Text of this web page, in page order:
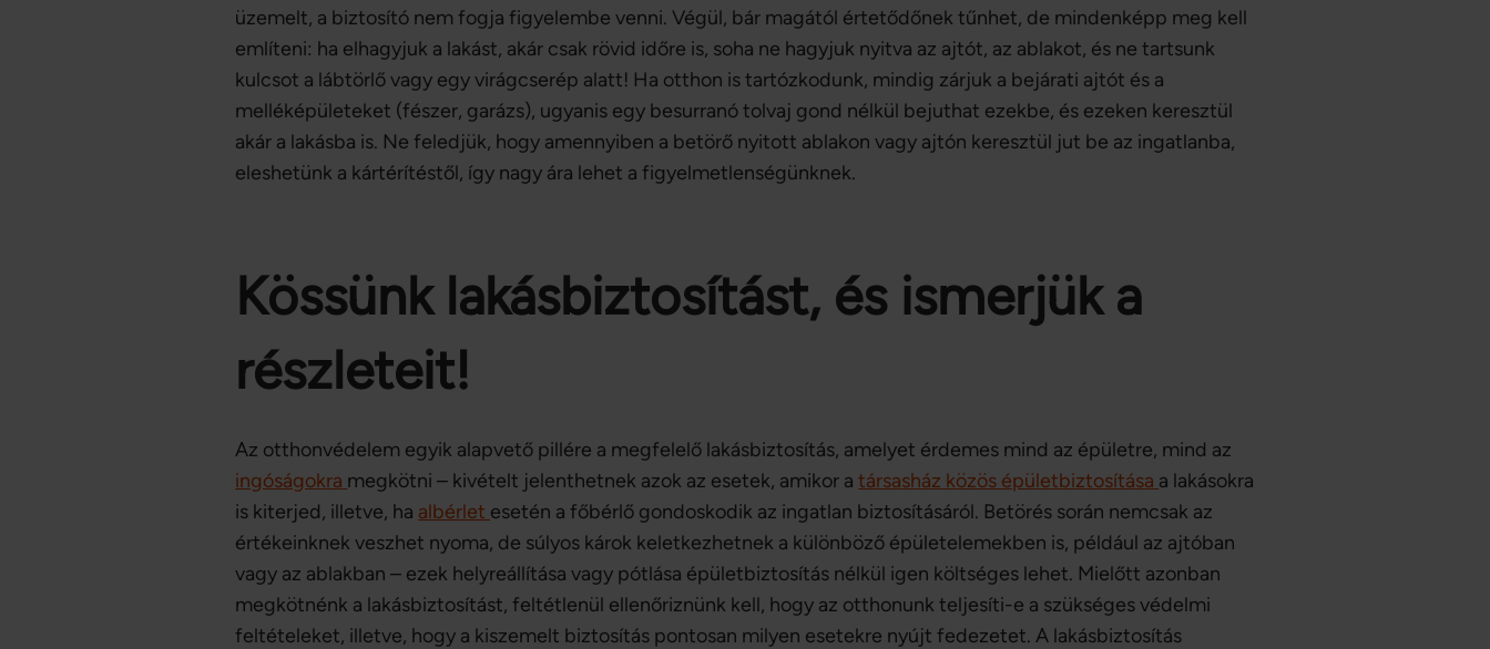
üzemelt, a biztosító nem fogja figyelembe venni. Végül, bár magától értetődőnek tűnhet, de mindenképp meg kell
említeni: ha elhagyjuk a lakást, akár csak rövid időre is, soha ne hagyjuk nyitva az ajtót, az ablakot, és ne tartsunk
kulcsot a lábtörlő vagy egy virágcserép alatt! Ha otthon is tartózkodunk, mindig zárjuk a bejárati ajtót és a
melléképületeket (fészer, garázs), ugyanis egy besurranó tolvaj gond nélkül bejuthat ezekbe, és ezeken keresztül
akár a lakásba is. Ne feledjük, hogy amennyiben a betörő nyitott ablakon vagy ajtón keresztül jut be az ingatlanba,
eleshetünk a kártérítéstől, így nagy ára lehet a figyelmetlenségünknek.
Kössünk lakásbiztosítást, és ismerjük a
részleteit!
Az otthonvédelem egyik alapvető pillére a megfelelő lakásbiztosítás, amelyet érdemes mind az épületre, mind az
ingóságokra megkötni – kivételt jelenthetnek azok az esetek, amikor atársasház közös épületbiztosítása a lakásokra
is kiterjed, illetve, ha albérlet esetén a főbérlő gondoskodik az ingatlan biztosításáról. Betörés során nemcsak az
értékeinknek veszhet nyoma, de súlyos károk keletkezhetnek a különböző épületelemekben is, például az ajtóban
vagy az ablakban – ezek helyreállítása vagy pótlása épületbiztosítás nélkül igen költséges lehet. Mielőtt azonban
megkötnénk a lakásbiztosítást, feltétlenül ellenőriznünk kell, hogy az otthonunk teljesíti-e a szükséges védelmi
feltételeket, illetve, hogy a kiszemelt biztosítás pontosan milyen esetekre nyújt fedezetet. A lakásbiztosítás